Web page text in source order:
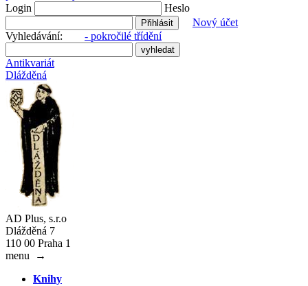
Login
Heslo
Nový účet
Vyhledávání: - pokročilé třídění
Antikvariát
Dlážděná
AD Plus, s.r.o
Dlážděná 7
110 00 Praha 1
menu
→
Knihy